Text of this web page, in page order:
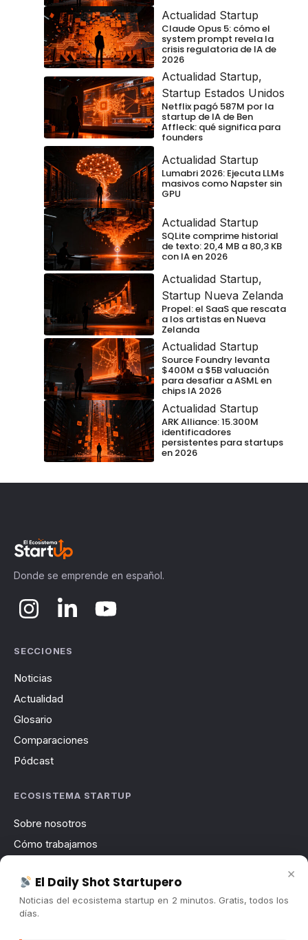
Actualidad Startup
Claude Opus 5: cómo el
system prompt revela la
crisis regulatoria de IA de
2026
Actualidad Startup,
Startup Estados Unidos
Netflix pagó 587M por la
startup de IA de Ben
Affleck: qué significa para
founders
Actualidad Startup
Lumabri 2026: Ejecuta LLMs
masivos como Napster sin
GPU
Actualidad Startup
SQLite comprime historial
de texto: 20,4 MB a 80,3 KB
con IA en 2026
Actualidad Startup,
Startup Nueva Zelanda
Propel: el SaaS que rescata
a los artistas en Nueva
Zelanda
Actualidad Startup
Source Foundry levanta
$400M a $5B valuación
para desafiar a ASML en
chips IA 2026
Actualidad Startup
ARK Alliance: 15.300M
identificadores
persistentes para startups
en 2026
Donde se emprende en español.
SECCIONES
Noticias
Actualidad
Glosario
Comparaciones
Pódcast
ECOSISTEMA STARTUP
Sobre nosotros
Cómo trabajamos
Contacto
Publicidad
×
El Daily Shot Startupero
Noticias del ecosistema startup en 2 minutos. Gratis, todos los
días.